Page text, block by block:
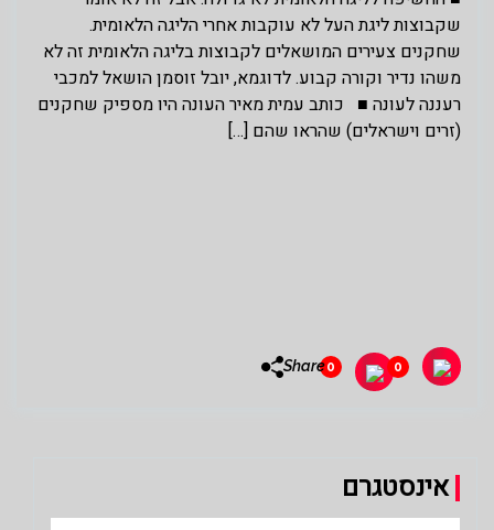
שקבוצות ליגת העל לא עוקבות אחרי הליגה הלאומית.
שחקנים צעירים המושאלים לקבוצות בליגה הלאומית זה לא
משהו נדיר וקורה קבוע. לדוגמא, יובל זוסמן הושאל למכבי
רעננה לעונה ■ כותב עמית מאיר העונה היו מספיק שחקנים
(זרים וישראלים) שהראו שהם […]
0
0
Share
אינסטגרם